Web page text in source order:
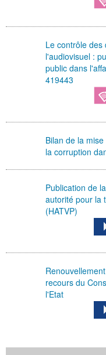
Le contrôle des
l'audiovisuel :
public dans
419443
Bilan de la
la corruption
Publication de
autorité pour la
(HATVP)
recours du
l'Etat